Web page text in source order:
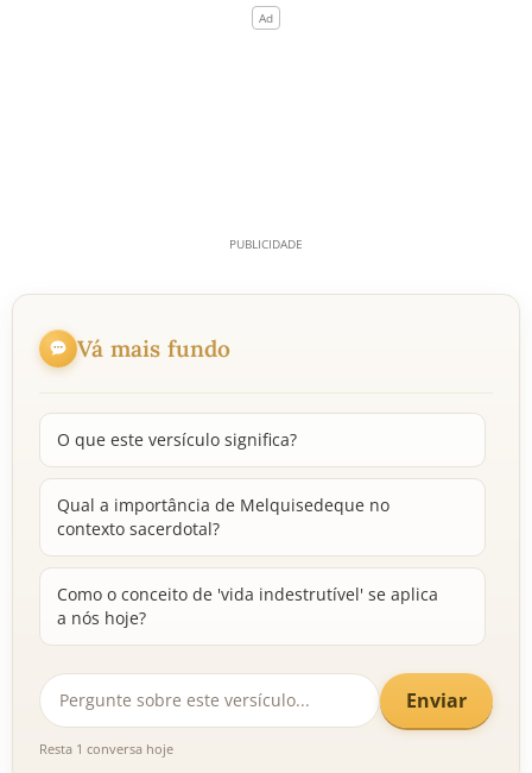
Vá mais fundo
O que este versículo significa?
Qual a importância de Melquisedeque no
contexto sacerdotal?
Como o conceito de 'vida indestrutível' se aplica
a nós hoje?
Enviar
Resta 1 conversa hoje